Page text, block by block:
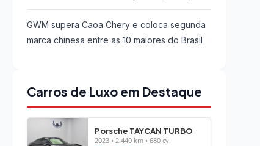
GWM supera Caoa Chery e coloca segunda
marca chinesa entre as 10 maiores do Brasil
Carros de Luxo em Destaque
Porsche TAYCAN TURBO
2023 • 2.440 km • 680 cv